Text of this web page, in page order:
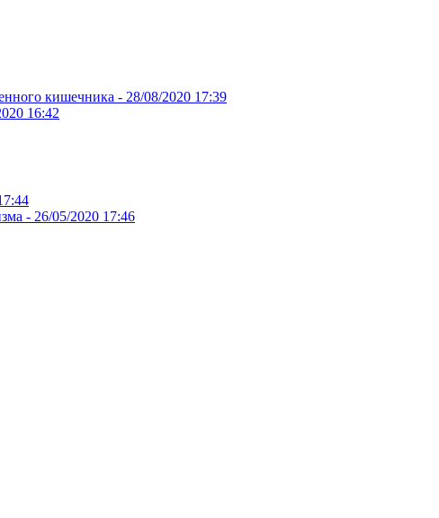
кишечника - 28/08/2020 17:39
16:42
- 26/05/2020 17:46